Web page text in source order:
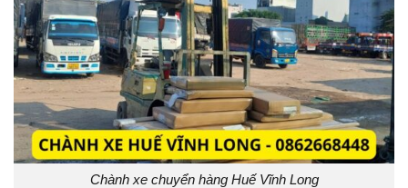
Chành xe chuyển hàng Huế Vĩnh Long